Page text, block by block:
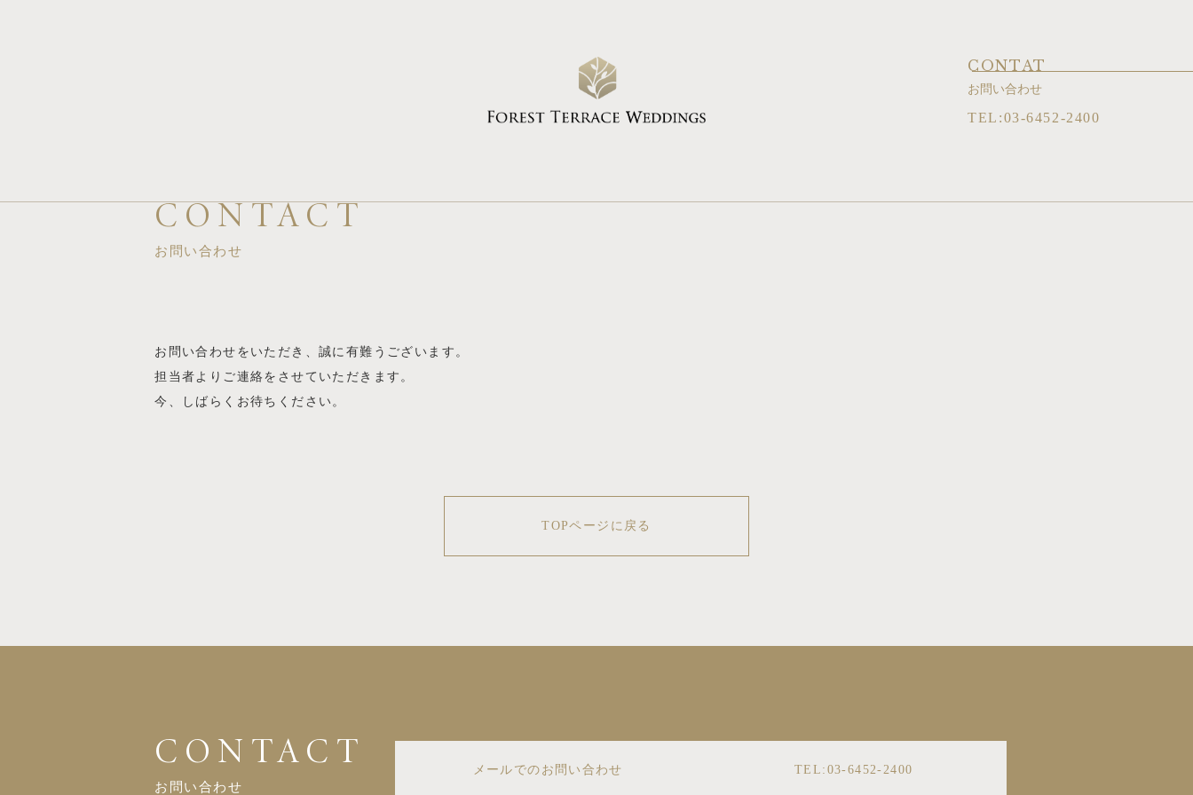
CONTAT
お問い合わせ
TEL:03-6452-2400
CONTACT
お問い合わせ
お問い合わせをいただき、誠に有難うございます。
担当者よりご連絡をさせていただきます。
今、しばらくお待ちください。
TOPページに戻る
CONTACT
お問い合わせ
メールでのお問い合わせ TEL:03-6452-2400